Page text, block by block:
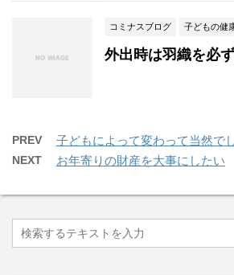
コミナスブログ 子どもの健
外出時は羽織を必
PREV 子どもによって変わって当然で
NEXT お年寄りの財産を大事にしたい